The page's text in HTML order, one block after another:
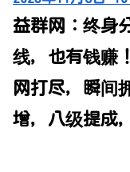
益群网：终身
线，也有钱赚
网打尽，瞬间
增，八级提成